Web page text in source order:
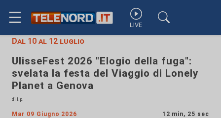
☰ LIVE
Dal 10 al 12 luglio
UlisseFest 2026 "Elogio della fuga":
svelata la festa del Viaggio di Lonely
Planet a Genova
di l.p.
Mar 09 Giugno 2026 12 min, 25 sec